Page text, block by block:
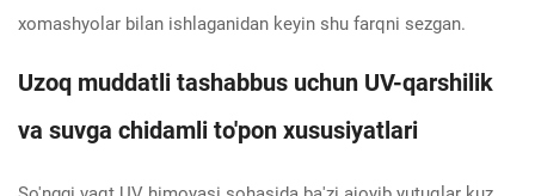
xomashyolar bilan ishlaganidan keyin shu farqni sezgan.
Uzoq muddatli tashabbus uchun UV-qarshilik
va suvga chidamli to'pon xususiyatlari